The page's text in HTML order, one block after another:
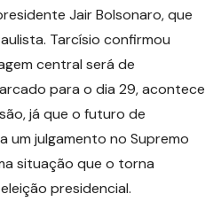
Jair Bolsonaro, que
Tarcísio confirmou
central será de
para o dia 29, acontece
já que o futuro de
um julgamento no Supremo
situação que o torna
presidencial.